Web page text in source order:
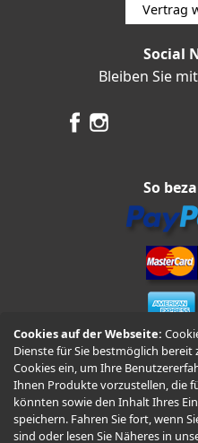
Cookies auf der Webseite:
Dienste für Sie bestmöglich bereit
Cookies ein, um Ihre
Ihnen Produkte vorzustellen, die
könnten sowie den Inhalt Ihres
speichern. Fahren Sie fort, wenn
sind oder lesen Sie Näheres in
Vertrag
Social
Bleiben Sie
So
Vorkasse